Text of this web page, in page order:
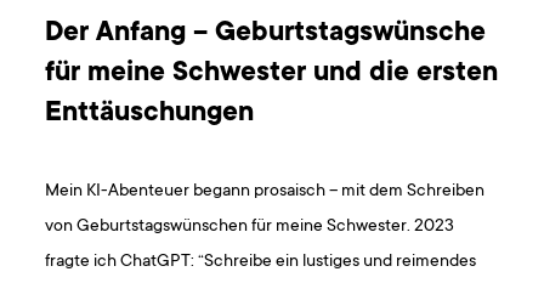
Der Anfang – Geburtstagswünsche
für meine Schwester und die ersten
Enttäuschungen
Mein KI-Abenteuer begann prosaisch – mit dem Schreiben
von Geburtstagswünschen für meine Schwester. 2023
fragte ich ChatGPT: “Schreibe ein lustiges und reimendes